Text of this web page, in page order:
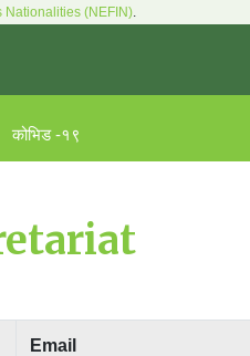
Nationalities (NEFIN).
कोभिड -१९
Email